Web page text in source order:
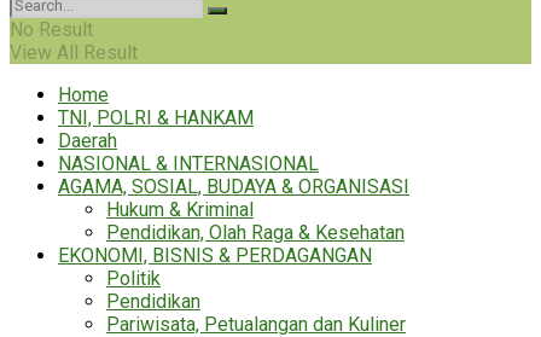
No Result
View All Result
Home
TNI, POLRI & HANKAM
Daerah
NASIONAL & INTERNASIONAL
AGAMA, SOSIAL, BUDAYA & ORGANISASI
Hukum & Kriminal
Pendidikan, Olah Raga & Kesehatan
EKONOMI, BISNIS & PERDAGANGAN
Politik
Pendidikan
Pariwisata, Petualangan dan Kuliner